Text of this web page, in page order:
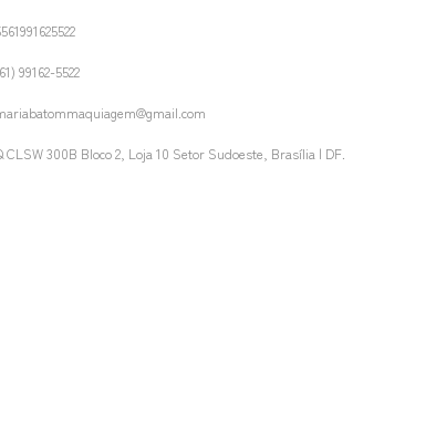
99162-5522
CLSW 300B Bloco 2, Loja 10 Setor Sudoeste, Brasília | DF.